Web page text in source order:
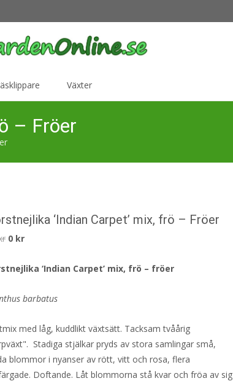
Växter
– Fröer
‘Indian Carpet’ mix, frö – Fröer
Det
priset
17 kr.
0 krDet
priset
0 kr.
‘Indian Carpet’ mix, frö – fröer
barbatus
med låg, kuddlikt växtsätt. Tacksam tvåårig
Stadiga stjälkar pryds av stora samlingar små,
blommor i nyanser av rött, vitt och rosa, flera
Doftande. Låt blommorna stå kvar och fröa av sig